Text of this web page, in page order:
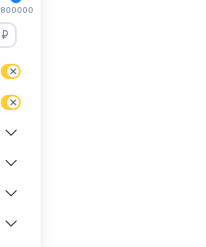
800000
₽